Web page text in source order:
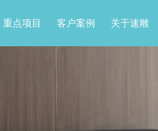
重点项目 客户案例 关于速雕